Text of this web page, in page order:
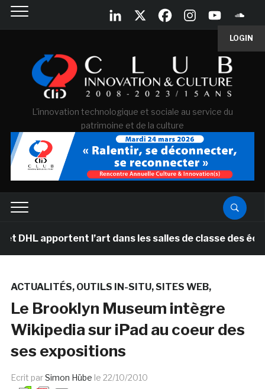
LOGIN
L'innovation technologique et sociale au service du
patrimoine et de la culture
apportent l’art dans les salles de classe des écoles
ACTUALITÉS OUTILS IN-SITU SITES WEB
Le Brooklyn Museum intègre
Wikipedia sur iPad au coeur des
ses expositions
Ecrit parSimon Hübe le 22/10/2010